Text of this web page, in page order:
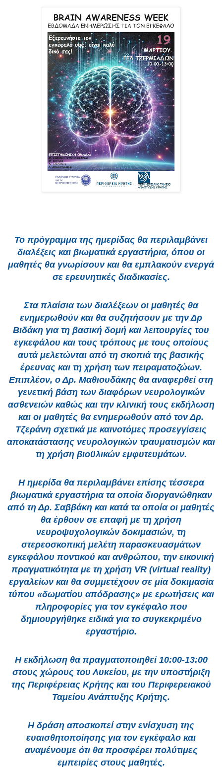
Το πρόγραμμα της ημερίδας θα περιλαμβάνει
διαλέξεις και βιωματικά εργαστήρια, όπου οι
μαθητές θα γνωρίσουν και θα εμπλακούν ενεργά
σε ερευνητικές διαδικασίες.
Στα πλαίσια των διαλέξεων οι μαθητές θα
ενημερωθούν και θα συζητήσουν με την Δρ
Βιδάκη για τη βασική δομή και λειτουργίες του
εγκεφάλου και τους τρόπους με τους οποίους
αυτά μελετώνται από τη σκοπιά της βασικής
έρευνας και τη χρήση των πειραματοζώων.
Επιπλέον, ο Δρ. Μαθιουδάκης θα αναφερθεί στη
γενετική βάση των διαφόρων νευρολογικών
ασθενειών καθώς και την κλινική τους εκδήλωση
και οι μαθητές θα ενημερωθούν από τον Δρ.
Τζεράνη σχετικά με καινοτόμες προσεγγίσεις
αποκατάστασης νευρολογικών τραυματισμών και
τη χρήση βιοϋλικών εμφυτευμάτων.
Η ημερίδα θα περιλαμβάνει επίσης τέσσερα
βιωματικά εργαστήρια τα οποία διοργανώθηκαν
από τη Δρ. Σαββάκη και κατά τα οποία οι μαθητές
θα έρθουν σε επαφή με τη χρήση
νευροψυχολογικών δοκιμασιών, τη
στερεοσκοπική μελέτη παρασκευασμάτων
εγκεφάλου ποντικού και ανθρώπου, την εικονική
πραγματικότητα με τη χρήση VR (virtual reality)
εργαλείων και θα συμμετέχουν σε μία δοκιμασία
τύπου «δωματίου απόδρασης» με ερωτήσεις και
πληροφορίες για τον εγκέφαλο που
δημιουργήθηκε ειδικά για το συγκεκριμένο
εργαστήριο.
Η εκδήλωση θα πραγματοποιηθεί 10:00-13:00
στους χώρους του Λυκείου, με την υποστήριξη
της Περιφέρειας Κρήτης και του Περιφερειακού
Ταμείου Ανάπτυξης Κρήτης.
Η δράση αποσκοπεί στην ενίσχυση της
ευαισθητοποίησης για τον εγκέφαλο και
αναμένουμε ότι θα προσφέρει πολύτιμες
εμπειρίες στους μαθητές.